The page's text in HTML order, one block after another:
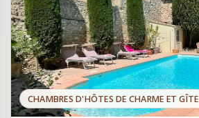
CHAMBRES D'HÔTES DE CHARME ET GÎTE